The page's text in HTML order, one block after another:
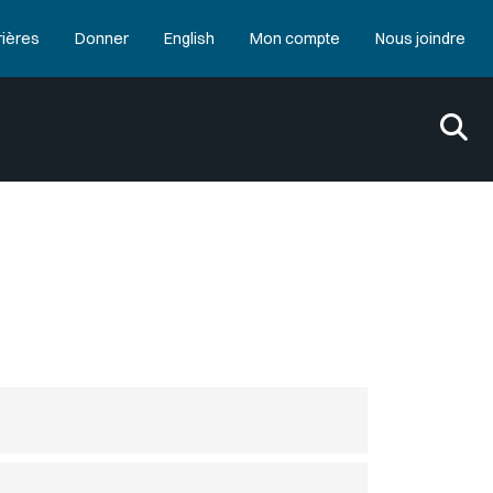
Donner English Mon compte Nous joindre